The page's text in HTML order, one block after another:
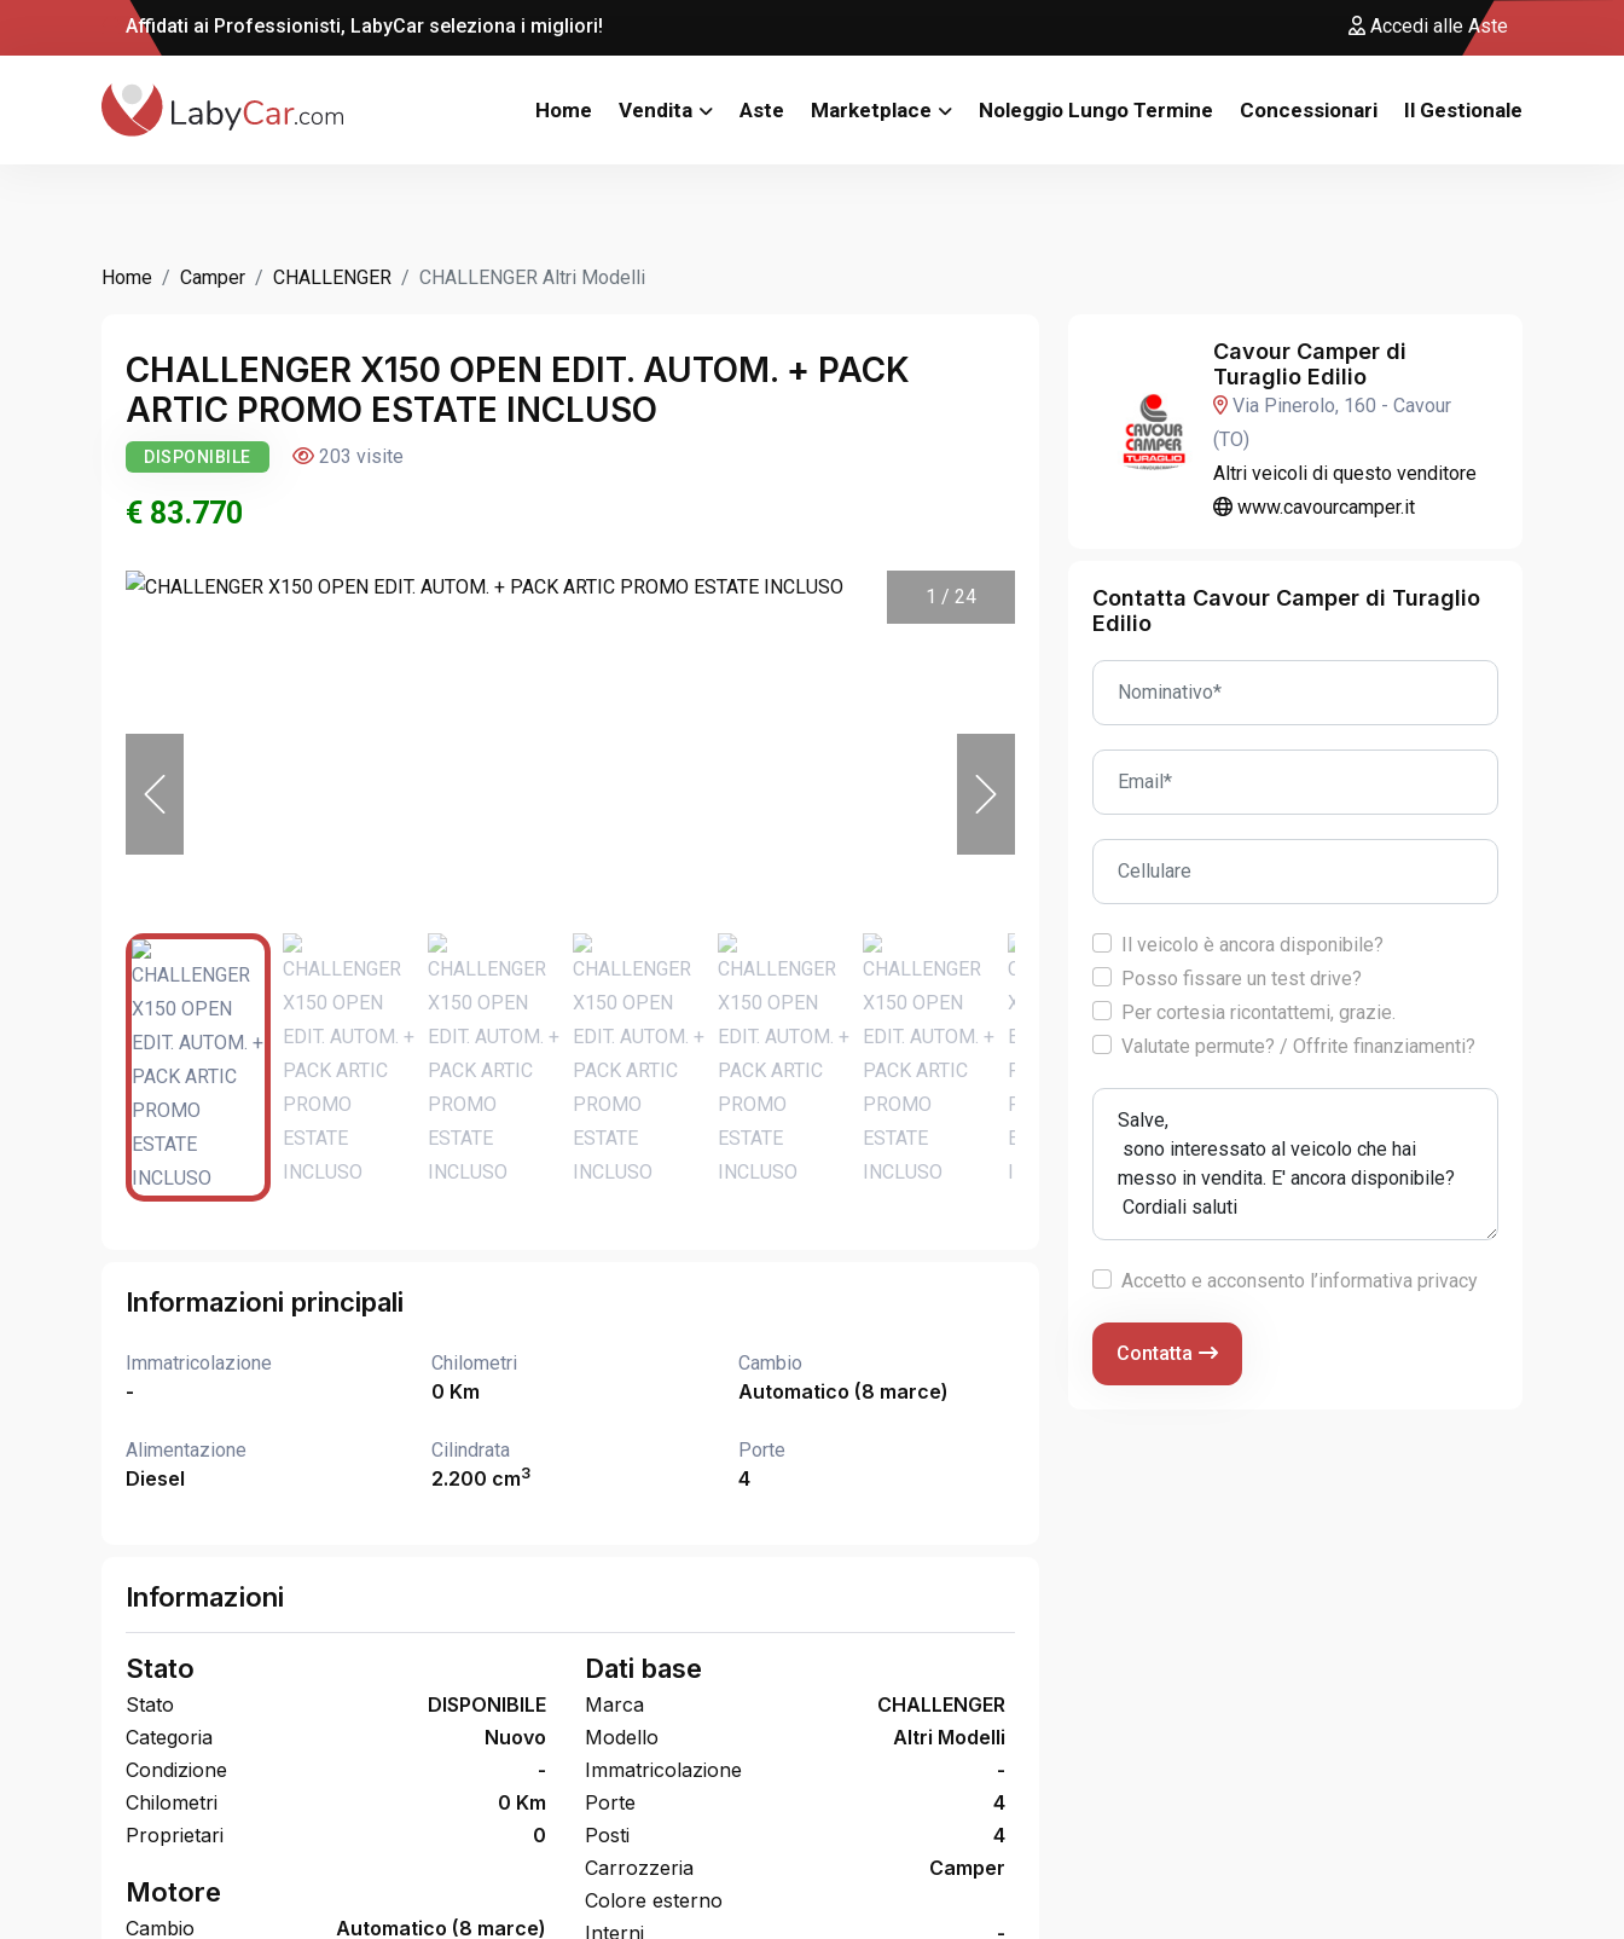
Affidati ai Professionisti, LabyCar seleziona i migliori! Accedi alle Aste
Home Vendita Aste Marketplace Noleggio Lungo Termine Concessionari Il Gestionale
Home Camper CHALLENGER CHALLENGER Altri Modelli
CHALLENGER X150 OPEN EDIT. AUTOM. + PACK
ARTIC PROMO ESTATE INCLUSO
DISPONIBILE 203 visite
€ 83.770
1 / 24
Informazioni principali
Immatricolazione
-
Chilometri
0 Km
Cambio
Automatico (8 marce)
Alimentazione
Diesel
Cilindrata
2.200 cm3
Porte
4
Informazioni
Stato
Stato
DISPONIBILE
Categoria
Nuovo
Condizione
-
Chilometri
0 Km
Proprietari
0
Motore
Cambio
Automatico (8 marce)
Dati base
Marca
CHALLENGER
Modello
Altri Modelli
Immatricolazione
-
Porte
4
Posti
4
Carrozzeria
Camper
Colore esterno
Interni
-
Cavour Camper di
Turaglio Edilio
Via Pinerolo, 160 - Cavour
(TO)
Altri veicoli di questo venditore
www.cavourcamper.it
Contatta Cavour Camper di Turaglio
Edilio
Il veicolo è ancora disponibile?
Posso fissare un test drive?
Per cortesia ricontattemi, grazie.
Valutate permute? / Offrite finanziamenti?
Accetto e acconsento l’informativa privacy
Contatta